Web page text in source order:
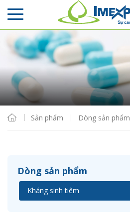
Sản phẩm Dòng sản phẩm
Dòng sản phẩm
Sắp xếp
Hiển thị